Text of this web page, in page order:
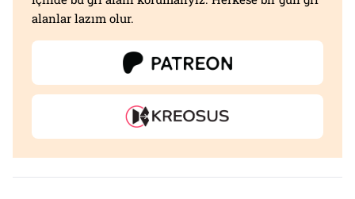
alanlar lazım olur.